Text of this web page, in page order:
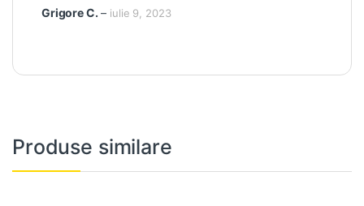
Grigore C. – iulie 9, 2023
Produse similare